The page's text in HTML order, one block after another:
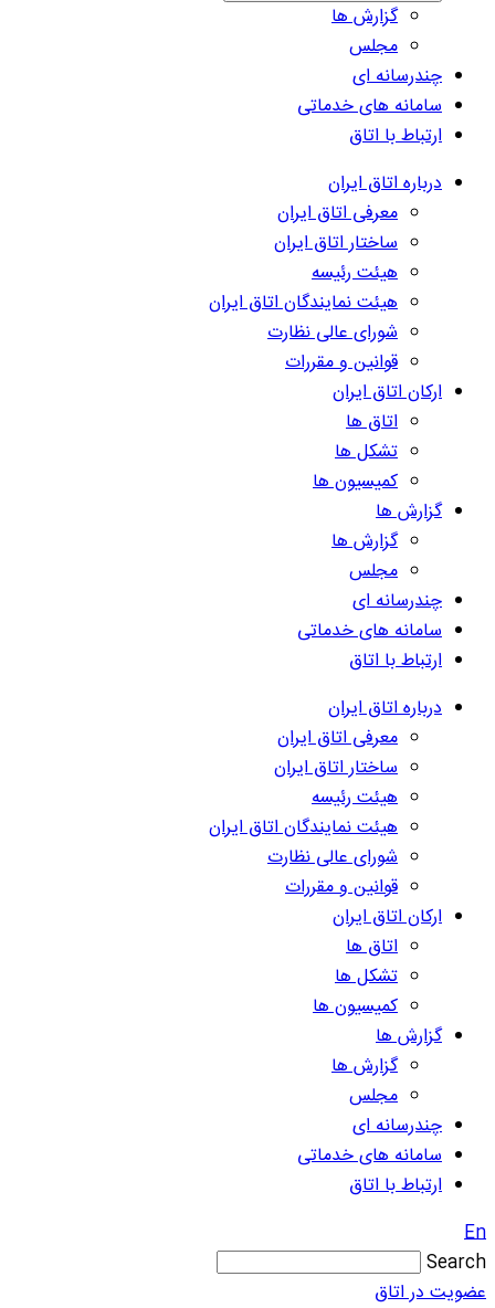
گزارش ها
مجلس
چندرسانه ای
سامانه های خدماتی
ارتباط با اتاق
درباره اتاق ایران
معرفی اتاق ایران
ساختار اتاق ایران
هیئت رئیسه
هیئت نمایندگان اتاق ایران
شورای عالی نظارت
قوانین و مقررات
ارکان اتاق ایران
اتاق ها
تشکل ها
کمیسیون ها
گزارش ها
گزارش ها
مجلس
چندرسانه ای
سامانه های خدماتی
ارتباط با اتاق
درباره اتاق ایران
معرفی اتاق ایران
ساختار اتاق ایران
هیئت رئیسه
هیئت نمایندگان اتاق ایران
شورای عالی نظارت
قوانین و مقررات
ارکان اتاق ایران
اتاق ها
تشکل ها
کمیسیون ها
گزارش ها
گزارش ها
مجلس
چندرسانه ای
سامانه های خدماتی
ارتباط با اتاق
En
Search
عضویت در اتاق